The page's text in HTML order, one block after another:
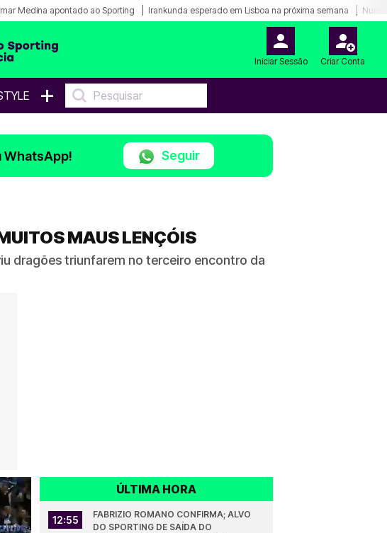
Medina apontado ao Sporting Irankunda esperado em Lisboa na próxima semana
Iniciar Sessão Criar Conta
+
WhatsApp! Seguir
MAUS LENÇÓIS
dragões triunfarem no terceiro encontro da
ÚLTIMA HORA
12:55
FABRIZIO ROMANO CONFIRMA; ALVO
DO SPORTING DE SAÍDA DO